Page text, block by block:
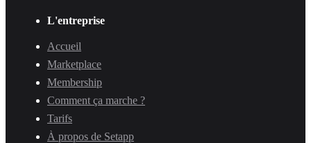
L'entreprise
Accueil
Marketplace
Membership
Comment ça marche ?
Tarifs
À propos de Setapp